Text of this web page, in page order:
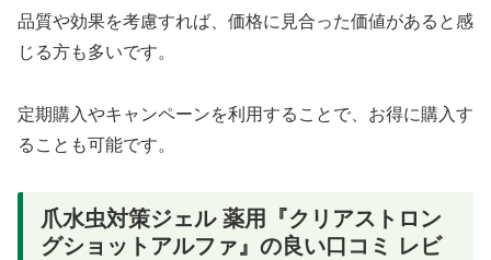
品質や効果を考慮すれば、価格に見合った価値があると感
じる方も多いです。
定期購入やキャンペーンを利用することで、お得に購入す
ることも可能です。
爪水虫対策ジェル 薬用『クリアストロン
グショットアルファ』の良い口コミ レビ